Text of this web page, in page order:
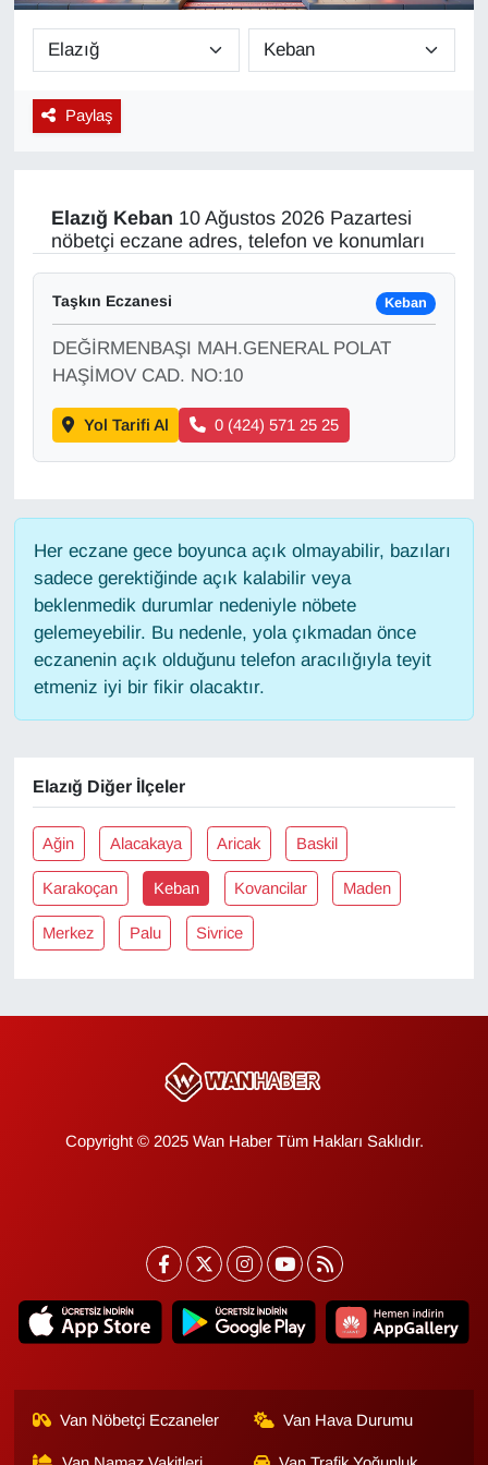
Paylaş
Elazığ Keban 10 Ağustos 2026 Pazartesi
nöbetçi eczane adres, telefon ve konumları
Taşkın Eczanesi Keban
DEĞİRMENBAŞI MAH.GENERAL POLAT
HAŞİMOV CAD. NO:10
Yol Tarifi Al 0 (424) 571 25 25
Her eczane gece boyunca açık olmayabilir, bazıları
sadece gerektiğinde açık kalabilir veya
beklenmedik durumlar nedeniyle nöbete
gelemeyebilir. Bu nedenle, yola çıkmadan önce
eczanenin açık olduğunu telefon aracılığıyla teyit
etmeniz iyi bir fikir olacaktır.
Elazığ Diğer İlçeler
Ağin Alacakaya Aricak Baskil
Karakoçan Keban Kovancilar Maden
Merkez Palu Sivrice
Copyright © 2025 Wan Haber Tüm Hakları Saklıdır.
Van Nöbetçi Eczaneler Van Hava Durumu
Diğer
DÜNYA
EKONOMİ
Eleman
Emlak
En çok konuşulanlar
GENEL
Haber
HABERDE İNSAN
Kim Kimdir?
Kültür & Sanat
ONE EKONOMİ
Resmi İlanlar
RÖPORTAJ
Seri İlan